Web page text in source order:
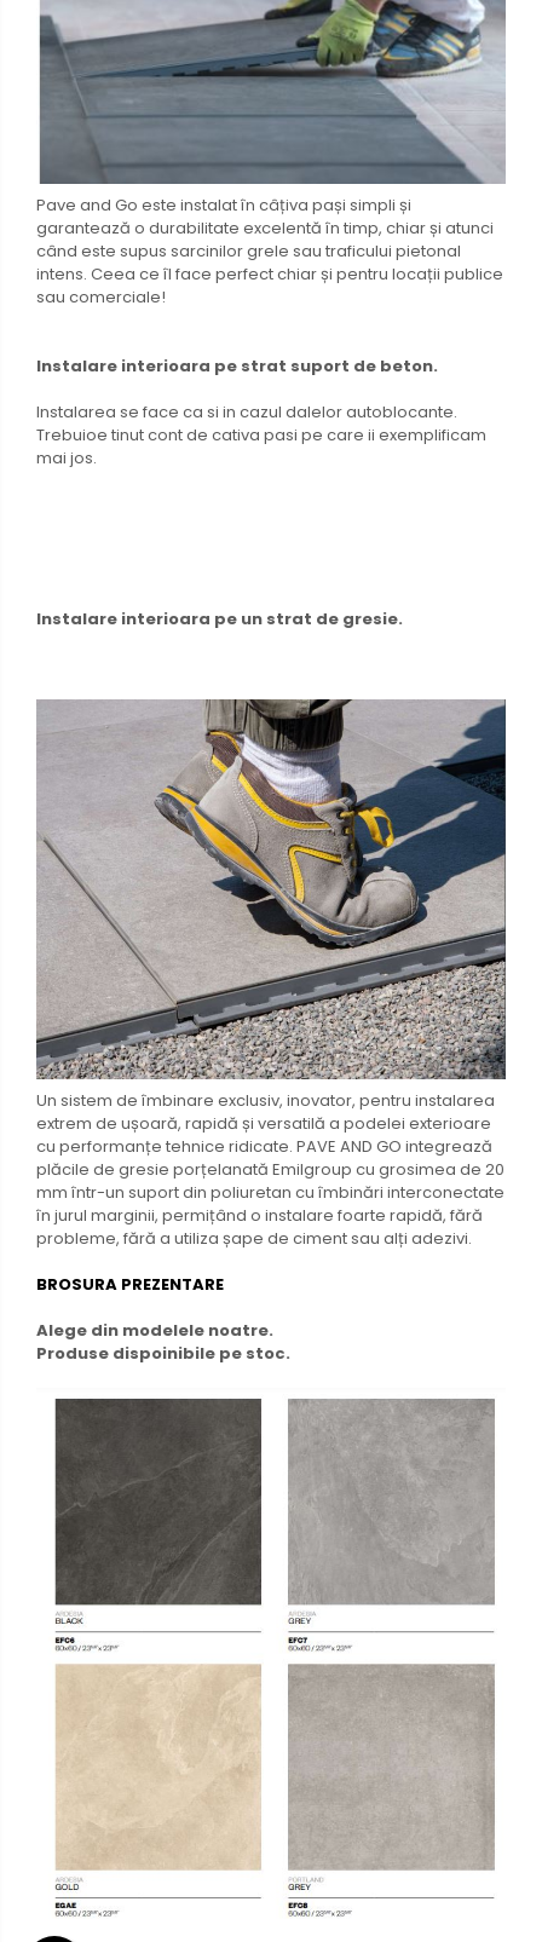
Pave and Go este instalat în câțiva pași simpli și
garantează o durabilitate excelentă în timp, chiar și atunci
când este supus sarcinilor grele sau traficului pietonal
intens. Ceea ce îl face perfect chiar și pentru locații publice
sau comerciale!
Instalare interioara pe strat suport de beton.
Instalarea se face ca si in cazul dalelor autoblocante.
Trebuioe tinut cont de cativa pasi pe care ii exemplificam
mai jos.
Instalare interioara pe un strat de gresie.
Un sistem de îmbinare exclusiv, inovator, pentru instalarea
extrem de ușoară, rapidă și versatilă a podelei exterioare
cu performanțe tehnice ridicate. PAVE AND GO integrează
plăcile de gresie porțelanată Emilgroup cu grosimea de 20
mm într-un suport din poliuretan cu îmbinări interconectate
în jurul marginii, permițând o instalare foarte rapidă, fără
probleme, fără a utiliza șape de ciment sau alți adezivi.
BROSURA PREZENTARE
Alege din modelele noatre.
Produse dispoinibile pe stoc.